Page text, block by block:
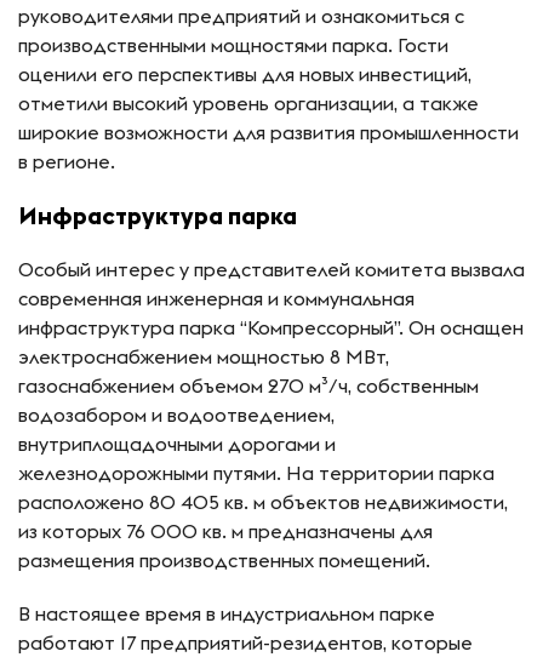
руководителями предприятий и ознакомиться с
производственными мощностями парка. Гости
оценили его перспективы для новых инвестиций,
отметили высокий уровень организации, а также
широкие возможности для развития промышленности
в регионе.
Инфраструктура парка
Особый интерес у представителей комитета вызвала
современная инженерная и коммунальная
инфраструктура парка “Компрессорный”. Он оснащен
электроснабжением мощностью 8 МВт,
газоснабжением объемом 270 м³/ч, собственным
водозабором и водоотведением,
внутриплощадочными дорогами и
железнодорожными путями. На территории парка
расположено 80 405 кв. м объектов недвижимости,
из которых 76 000 кв. м предназначены для
размещения производственных помещений.
В настоящее время в индустриальном парке
работают 17 предприятий-резидентов, которые